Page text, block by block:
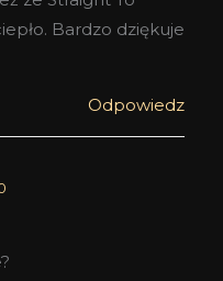
Bardzo dziękuje
Odpowiedz